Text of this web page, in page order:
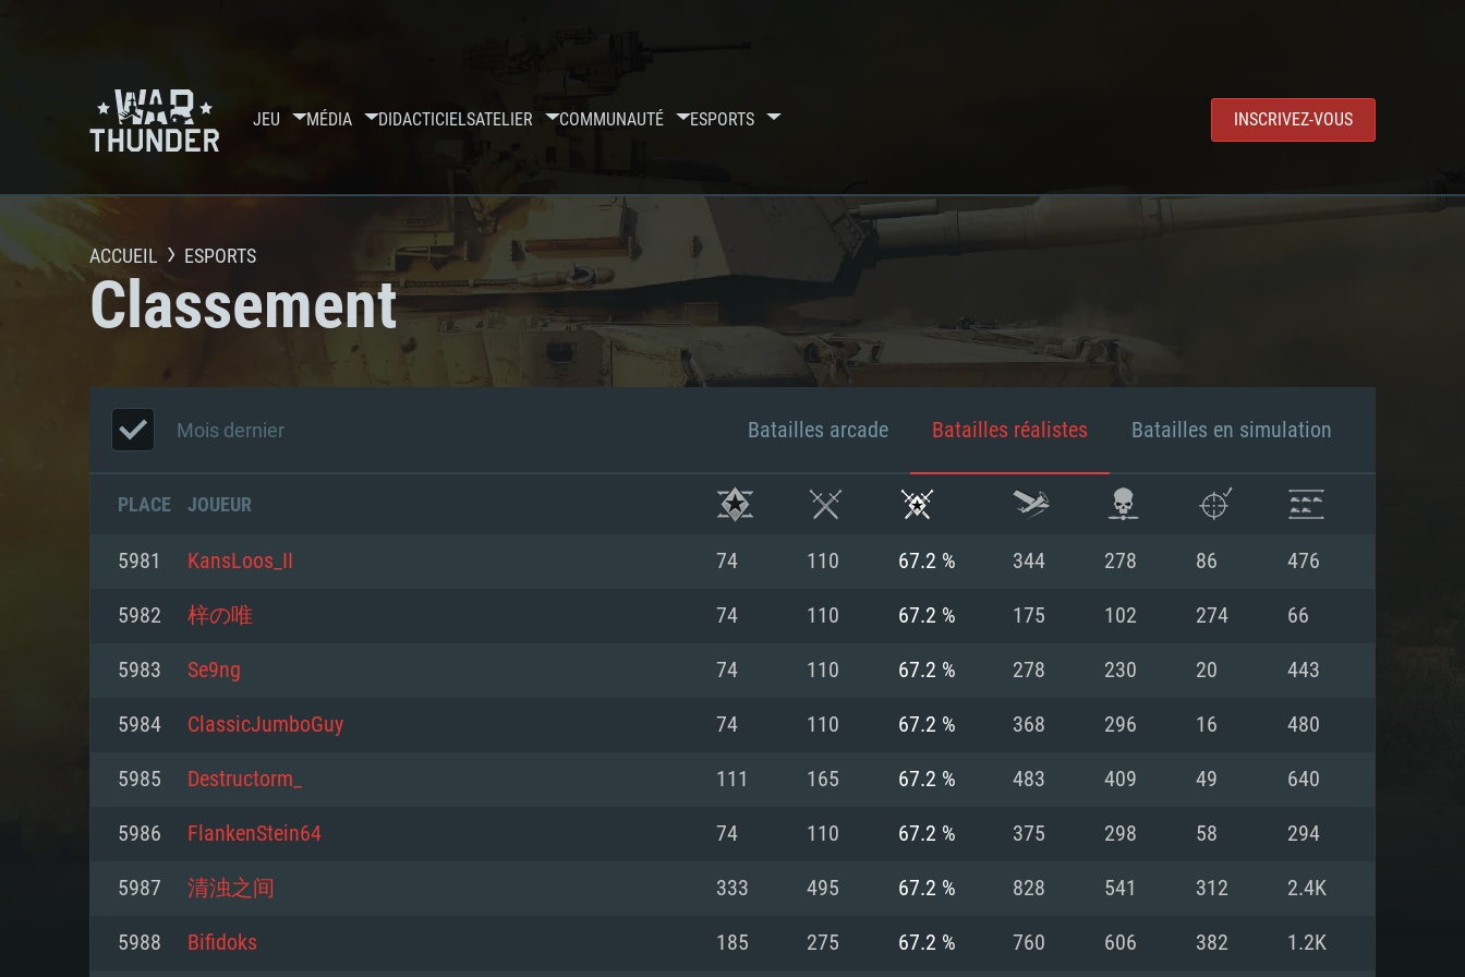
JEU MÉDIA DIDACTICIELSATELIER COMMUNAUTÉ ESPORTS INSCRIVEZ-VOUS
CONFIGURATION SYSTÈME REQUISE
ACCUEIL ESPORTS
Classement
Mois dernier Batailles arcade Batailles réalistes Batailles en simulation
PLACE JOUEUR
5981 KansLoos_II 74 110 67.2 % 344 278 86 476
5982 梓の唯 74 110 67.2 % 175 102 274 66
5983 Se9ng 74 110 67.2 % 278 230 20 443
5984 ClassicJumboGuy 74 110 67.2 % 368 296 16 480
5985 Destructorm_ 111 165 67.2 % 483 409 49 640
5986 FlankenStein64 74 110 67.2 % 375 298 58 294
5987 清浊之间 333 495 67.2 % 828 541 312 2.4K
5988 Bifidoks 185 275 67.2 % 760 606 382 1.2K